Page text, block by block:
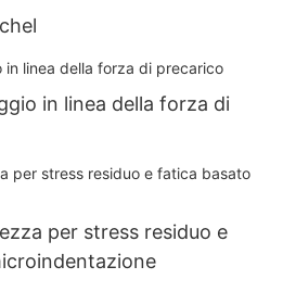
in linea della forza di
per stress residuo e